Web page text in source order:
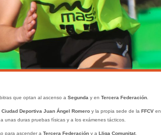
que optan al ascenso a Segunda y en Tercera Federación.
Ciudad Deportiva Juan Ángel Romeroy la propia sede de la FFCVen
unas duras pruebas físicas y a los exámenes tácticos.
para ascender a Tercera Federacióny a Lliga Comunitat.